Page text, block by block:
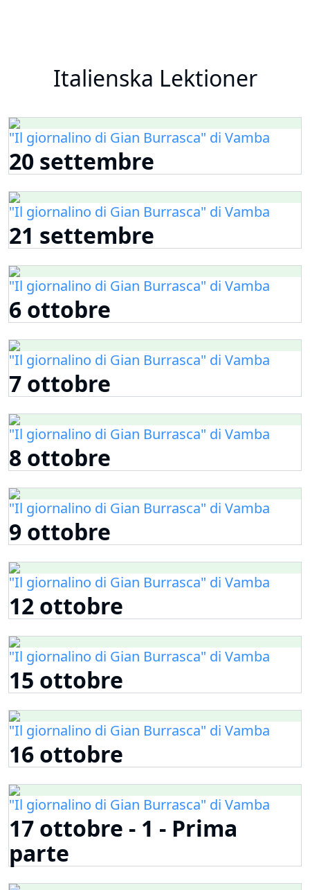
Italienska Lektioner
"Il giornalino di Gian Burrasca" di Vamba
20 settembre
"Il giornalino di Gian Burrasca" di Vamba
21 settembre
"Il giornalino di Gian Burrasca" di Vamba
6 ottobre
"Il giornalino di Gian Burrasca" di Vamba
7 ottobre
"Il giornalino di Gian Burrasca" di Vamba
8 ottobre
"Il giornalino di Gian Burrasca" di Vamba
9 ottobre
"Il giornalino di Gian Burrasca" di Vamba
12 ottobre
"Il giornalino di Gian Burrasca" di Vamba
15 ottobre
"Il giornalino di Gian Burrasca" di Vamba
16 ottobre
"Il giornalino di Gian Burrasca" di Vamba
17 ottobre - 1 - Prima
parte